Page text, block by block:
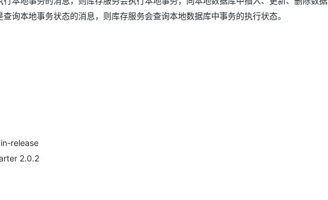
询本地事务状态的消息，则库存服务会查询本地数据库中事务的执行状态。
release
2.0.2